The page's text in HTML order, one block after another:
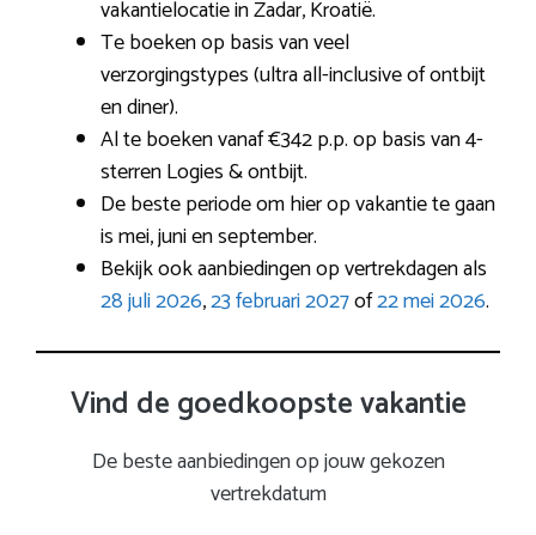
vakantielocatie in Zadar, Kroatië.
Te boeken op basis van veel
verzorgingstypes (ultra all-inclusive of ontbijt
en diner).
Al te boeken vanaf €342 p.p. op basis van 4-
sterren Logies & ontbijt.
De beste periode om hier op vakantie te gaan
is mei, juni en september.
Bekijk ook aanbiedingen op vertrekdagen als
28 juli 2026,23 februari 2027of22 mei 2026.
Vind de goedkoopste vakantie
De beste aanbiedingen op jouw gekozen
vertrekdatum